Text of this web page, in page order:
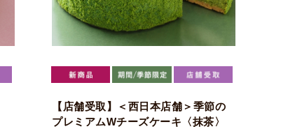
【店舗受取】＜西日本店舗＞季節の
プレミアムWチーズケーキ〈抹茶〉